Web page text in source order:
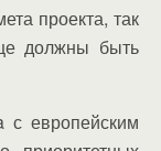
проекта, так
должны быть
с европейским